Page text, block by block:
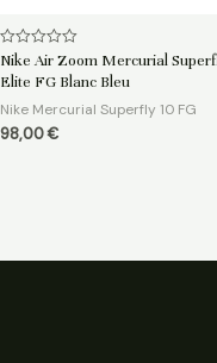
Note
sur
Nike Air Zoom Mercurial
Elite FG Blanc Bleu
Nike Mercurial Superfly 10 FG
98,00€